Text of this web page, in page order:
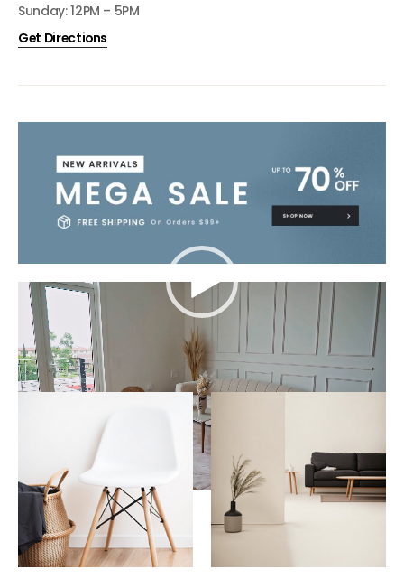
Sunday: 12PM – 5PM
Get Directions
Reproductor
de
vídeo
FOLLOW US @PORTOTHEME